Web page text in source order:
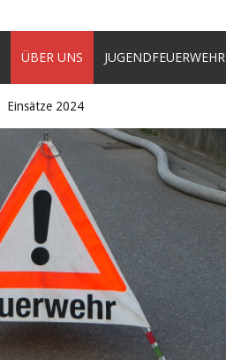
ÜBER UNS JUGENDFEUERWEHR
Einsätze 2024